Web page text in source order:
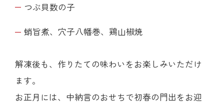
つぶ貝数の子
蛸旨煮、穴子八幡巻、鶏山椒焼
解凍後も、作りたての味わいをお楽しみいただけ
ます。
お正月には、中納言のおせちで初春の門出をお迎